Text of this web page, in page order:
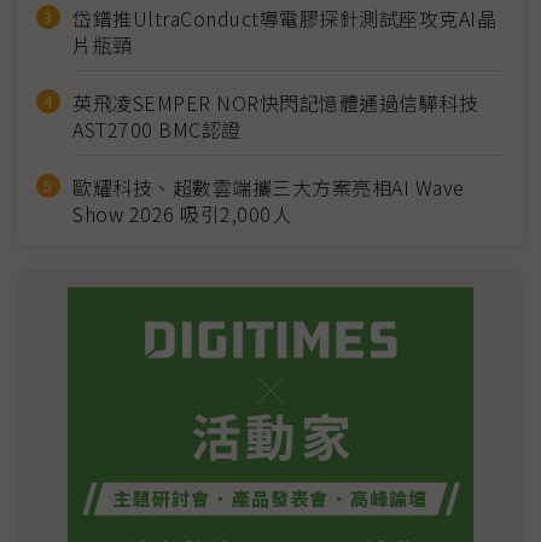
岱鐠推UltraConduct導電膠探針測試座攻克AI晶
片瓶頸
英飛凌SEMPER NOR快閃記憶體通過信驊科技
AST2700 BMC認證
歐耀科技、超數雲端攜三大方案亮相AI Wave
Show 2026 吸引2,000人